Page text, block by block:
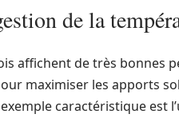
de la
affichent de très bonnes
maximiser les apports
caractéristique est